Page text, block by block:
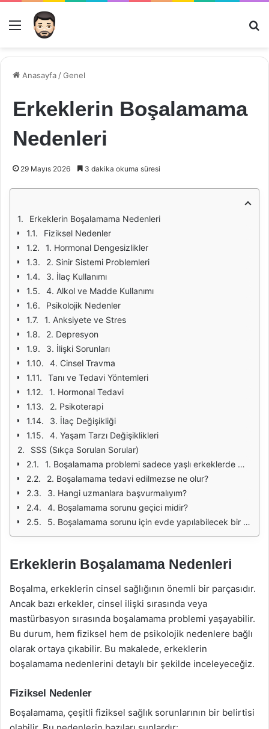
Menü
Anasayfa /Genel
Erkeklerin Boşalamama
Nedenleri
29 Mayıs 2026 3 dakika okuma süresi
Erkeklerin Boşalamama Nedenleri
Fiziksel Nedenler
1. Hormonal Dengesizlikler
2. Sinir Sistemi Problemleri
3. İlaç Kullanımı
4. Alkol ve Madde Kullanımı
Psikolojik Nedenler
1. Anksiyete ve Stres
2. Depresyon
3. İlişki Sorunları
4. Cinsel Travma
Tanı ve Tedavi Yöntemleri
1. Hormonal Tedavi
2. Psikoterapi
3. İlaç Değişikliği
4. Yaşam Tarzı Değişiklikleri
SSS (Sıkça Sorulan Sorular)
1. Boşalamama problemi sadece yaşlı erkeklerde mi görülür?
2. Boşalamama tedavi edilmezse ne olur?
3. Hangi uzmanlara başvurmalıyım?
4. Boşalamama sorunu geçici midir?
5. Boşalamama sorunu için evde yapılabilecek bir şey var mı?
Erkeklerin Boşalamama Nedenleri
Boşalma, erkeklerin cinsel sağlığının önemli bir parçasıdır.
Ancak bazı erkekler, cinsel ilişki sırasında veya
mastürbasyon sırasında boşalamama problemi yaşayabilir.
Bu durum, hem fiziksel hem de psikolojik nedenlere bağlı
olarak ortaya çıkabilir. Bu makalede, erkeklerin
boşalamama nedenlerini detaylı bir şekilde inceleyeceğiz.
Fiziksel Nedenler
Boşalamama, çeşitli fiziksel sağlık sorunlarının bir belirtisi